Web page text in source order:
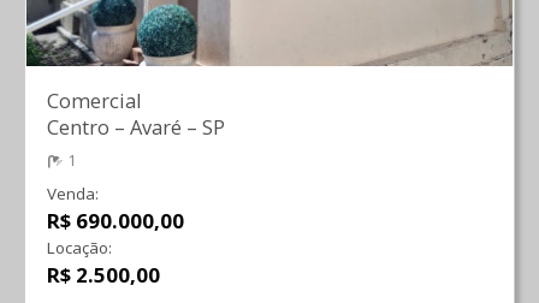
Comercial
Centro – Avaré – SP
1
Venda:
R$ 690.000,00
Locação:
R$ 2.500,00